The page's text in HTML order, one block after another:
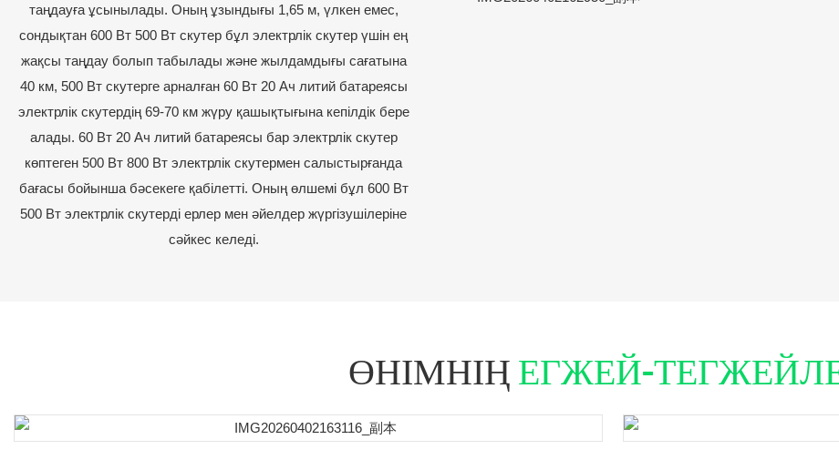
таңдауға ұсынылады. Оның ұзындығы 1,65 м, үлкен емес,
сондықтан 600 Вт 500 Вт скутер бұл электрлік скутер үшін ең
жақсы таңдау болып табылады және жылдамдығы сағатына
40 км, 500 Вт скутерге арналған 60 Вт 20 Ач литий батареясы
электрлік скутердің 69-70 км жүру қашықтығына кепілдік бере
алады. 60 Вт 20 Ач литий батареясы бар электрлік скутер
көптеген 500 Вт 800 Вт электрлік скутермен салыстырғанда
бағасы бойынша бәсекеге қабілетті. Оның өлшемі бұл 600 Вт
500 Вт электрлік скутерді ерлер мен әйелдер жүргізушілеріне
сәйкес келеді.
ӨНІМНІҢ ЕГЖЕЙ-